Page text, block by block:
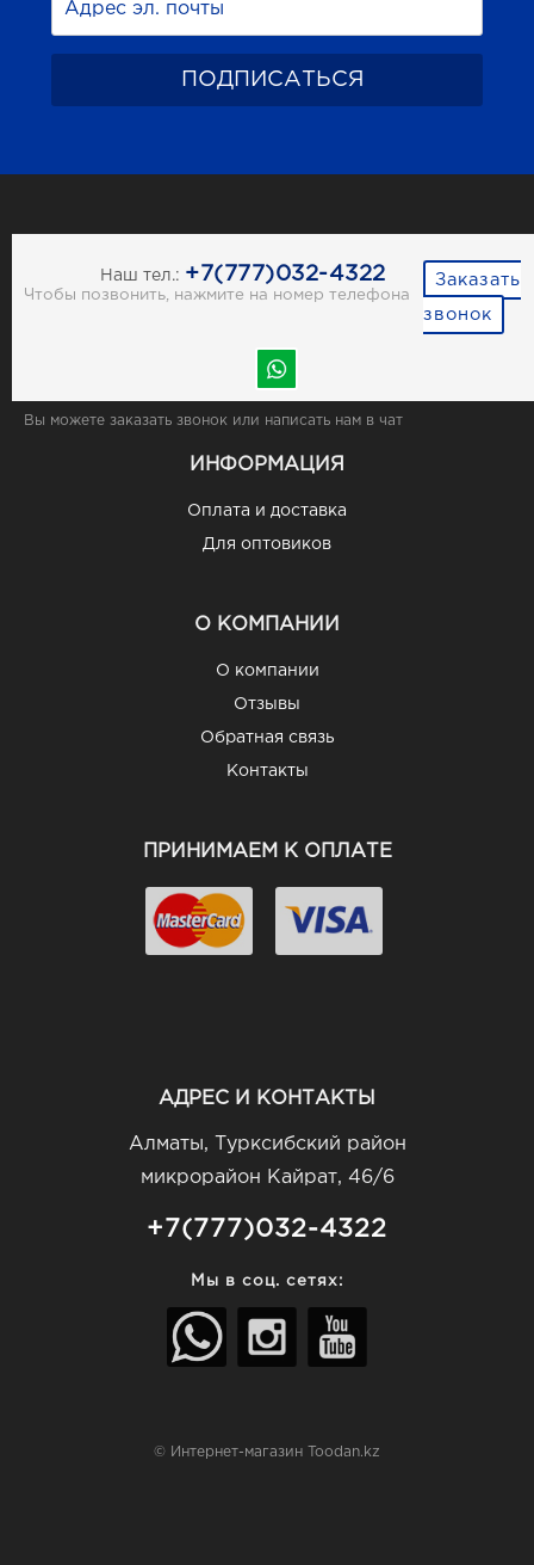
Наш тел.: +7(777)032-4322
Чтобы позвонить, нажмите на номер телефона
Заказать
звонок
Вы можете заказать звонок или написать нам в чат
ИНФОРМАЦИЯ
Оплата и доставка
Для оптовиков
О КОМПАНИИ
О компании
Отзывы
Обратная связь
Контакты
ПРИНИМАЕМ К ОПЛАТЕ
АДРЕС И КОНТАКТЫ
Алматы, Турксибский район
микрорайон Кайрат, 46/6
+7(777)032-4322
Мы в соц. сетях:
© Интернет-магазин Toodan.kz